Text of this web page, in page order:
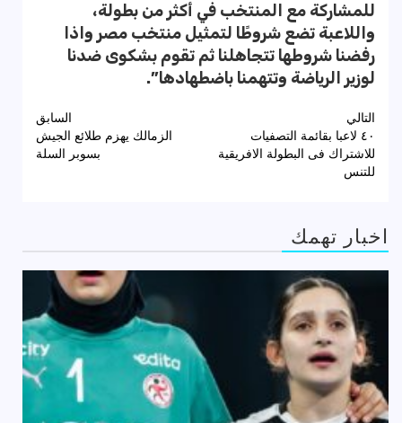
للمشاركة مع المنتخب في أكثر من بطولة،
واللاعبة تضع شروطًا لتمثيل منتخب مصر واذا
رفضنا شروطها تتجاهلنا ثم تقوم بشكوى ضدنا
لوزير الرياضة وتتهمنا باضطهادها”.
تصفّح
المقالات
السابق
الزمالك يهزم طلائع الجيش
بسوبر السلة
التالي
٤٠ لاعبا بقائمة التصفيات
للاشتراك فى البطولة الافريقية
للتنس
اخبار تهمك